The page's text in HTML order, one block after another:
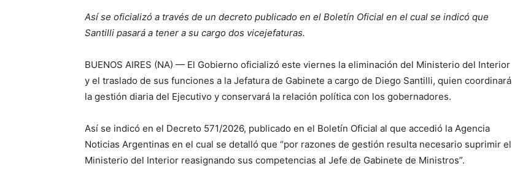
Así se oficializó a través de un decreto publicado en el Boletín Oficial en el cual se indicó que
Santilli pasará a tener a su cargo dos vicejefaturas.
BUENOS AIRES (NA) — El Gobierno oficializó este viernes la eliminación del Ministerio del Interior
y el traslado de sus funciones a la Jefatura de Gabinete a cargo de Diego Santilli, quien coordinará
la gestión diaria del Ejecutivo y conservará la relación política con los gobernadores.
Así se indicó en el Decreto 571/2026, publicado en el Boletín Oficial al que accedió la Agencia
Noticias Argentinas en el cual se detalló que “por razones de gestión resulta necesario suprimir el
Ministerio del Interior reasignando sus competencias al Jefe de Gabinete de Ministros”.